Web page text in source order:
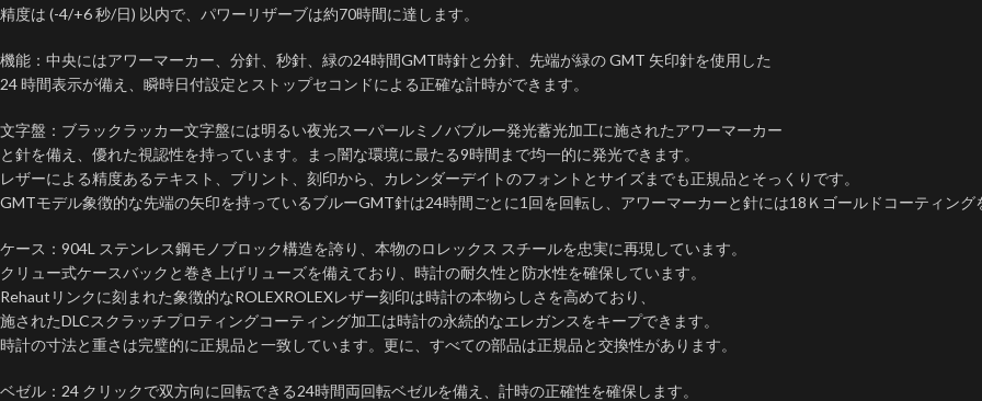
精度は (-4/+6 秒/日) 以内で、パワーリザーブは約70時間に達します。
機能：中央にはアワーマーカー、分針、秒針、緑の24時間GMT時針と分針、先端が緑の GMT 矢印針を使用した
24 時間表示が備え、瞬時日付設定とストップセコンドによる正確な計時ができます。
文字盤：ブラックラッカー文字盤には明るい夜光スーパールミノバブルー発光蓄光加工に施されたアワーマーカー
と針を備え、優れた視認性を持っています。まっ闇な環境に最たる9時間まで均一的に発光できます。
レザーによる精度あるテキスト、プリント、刻印から、カレンダーデイトのフォントとサイズまでも正規品とそっくりです。
GMTモデル象徴的な先端の矢印を持っているブルーGMT針は24時間ごとに1回を回転し、アワーマーカーと針には18Ｋゴールドコーティング
ケース：904L ステンレス鋼モノブロック構造を誇り、本物のロレックス スチールを忠実に再現しています。
クリュー式ケースバックと巻き上げリューズを備えており、時計の耐久性と防水性を確保しています。
Rehautリンクに刻まれた象徴的なROLEXROLEXレザー刻印は時計の本物らしさを高めており、
施されたDLCスクラッチプロティングコーティング加工は時計の永続的なエレガンスをキープできます。
時計の寸法と重さは完璧的に正規品と一致しています。更に、すべての部品は正規品と交換性があります。
ベゼル：24 クリックで双方向に回転できる24時間両回転ベゼルを備え、計時の正確性を確保します。